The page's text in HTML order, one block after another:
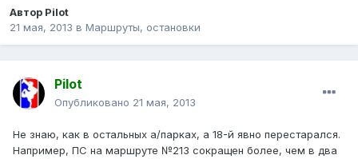
Автор Pilot
21 мая, 2013 в Маршруты, остановки
Pilot
Опубликовано 21 мая, 2013
Не знаю, как в остальных а/парках, а 18-й явно перестарался.
Например, ПС на маршруте №213 сокращен более, чем в два